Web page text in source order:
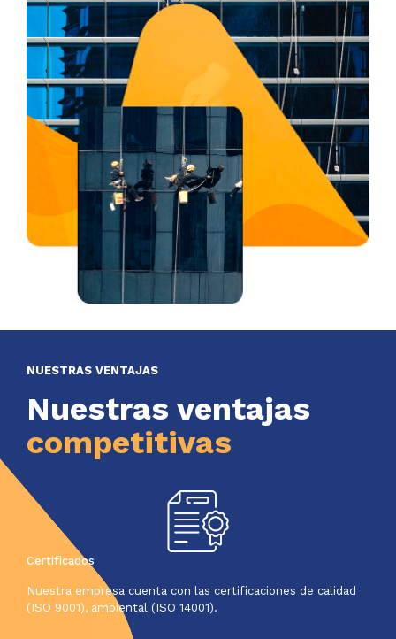
NUESTRAS VENTAJAS
Nuestras ventajas
competitivas
Certificados
Nuestra empresa cuenta con las certificaciones de calidad
(ISO 9001), ambiental (ISO 14001).